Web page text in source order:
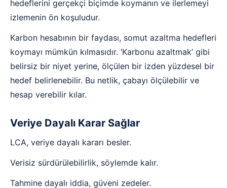
hedeflerini gerçekçi biçimde koymanın ve ilerlemeyi
izlemenin ön koşuludur.
Karbon hesabının bir faydası, somut azaltma hedefleri
koymayı mümkün kılmasıdır. ‘Karbonu azaltmak’ gibi
belirsiz bir niyet yerine, ölçülen bir izden yüzdesel bir
hedef belirlenebilir. Bu netlik, çabayı ölçülebilir ve
hesap verebilir kılar.
Veriye Dayalı Karar Sağlar
LCA, veriye dayalı kararı besler.
Verisiz sürdürülebilirlik, söylemde kalır.
Tahmine dayalı iddia, güveni zedeler.